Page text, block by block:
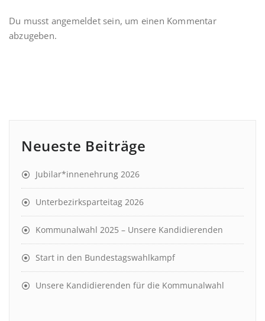
Du musst angemeldetsein, um einen Kommentar
abzugeben.
Neueste Beiträge
Jubilar*innenehrung 2026
Unterbezirksparteitag 2026
Kommunalwahl 2025 – Unsere Kandidierenden
Start in den Bundestagswahlkampf
Unsere Kandidierenden für die Kommunalwahl